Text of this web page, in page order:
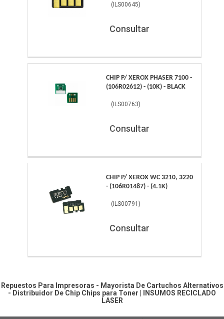
( ILS00645)
Consultar
CHIP P/ XEROX PHASER 7100 -
(106R02612) - (10K) - BLACK
( ILS00763)
Consultar
CHIP P/ XEROX WC 3210, 3220
- (106R01487) - (4.1K)
( ILS00791 )
Consultar
Repuestos Para Impresoras - Mayorista De Cartuchos Alternativos
- Distribuidor De Chip Chips para Toner
INSUMOS RECICLADO
LASER